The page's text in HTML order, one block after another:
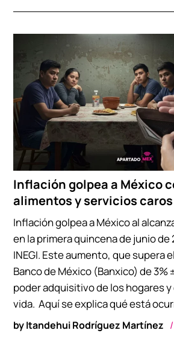
Inflación golpea a México
alimentos y servicios caros
byItandehui Rodríguez Martínez
Inflación golpea a México al
en la primera quincena de junio de
INEGI. Este aumento, que supera
Banco de México (Banxico) de 3%
poder adquisitivo de los hogares
vida. Aquí se explica qué está